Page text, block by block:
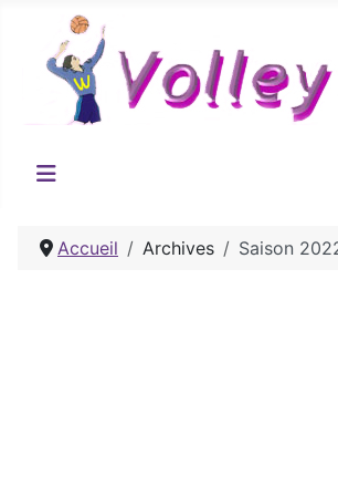
Accueil Archives Saison